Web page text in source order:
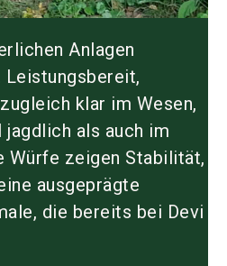
Anlagen
klar im Wesen,
als auch im
Würfe zeigen Stabilität,
ausgeprägte
die bereits bei Devi